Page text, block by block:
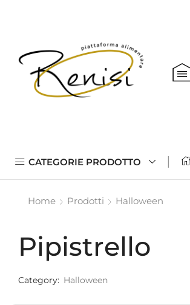
CATEGORIE PRODOTTO
Home Prodotti Halloween
Pipistrello
Category: Halloween